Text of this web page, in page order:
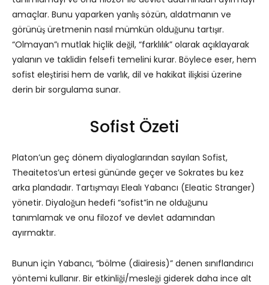
amaçlar. Bunu yaparken yanlış sözün, aldatmanın ve
görünüş üretmenin nasıl mümkün olduğunu tartışır.
“Olmayan”ı mutlak hiçlik değil, “farklılık” olarak açıklayarak
yalanın ve taklidin felsefi temelini kurar. Böylece eser, hem
sofist eleştirisi hem de varlık, dil ve hakikat ilişkisi üzerine
derin bir sorgulama sunar.
Sofist Özeti
Platon’un geç dönem diyaloglarından sayılan Sofist,
Theaitetos’un ertesi gününde geçer ve Sokrates bu kez
arka plandadır. Tartışmayı Elealı Yabancı (Eleatic Stranger)
yönetir. Diyaloğun hedefi “sofist”in ne olduğunu
tanımlamak ve onu filozof ve devlet adamından
ayırmaktır.
Bunun için Yabancı, “bölme (diairesis)” denen sınıflandırıcı
yöntemi kullanır. Bir etkinliği/mesleği giderek daha ince alt